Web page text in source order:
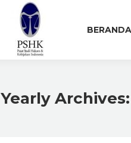
BERANDA
Yearly Archives: